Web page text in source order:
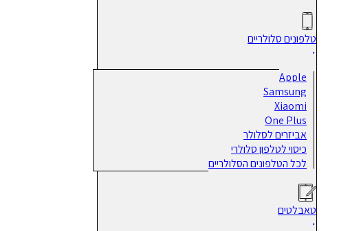
טלפונים סלולריים
Apple
Samsung
Xiaomi
One Plus
אביזרים לסלולר
כיסוי לטלפון סלולרי
לכל הטלפונים הסלולריים
טאבלטים